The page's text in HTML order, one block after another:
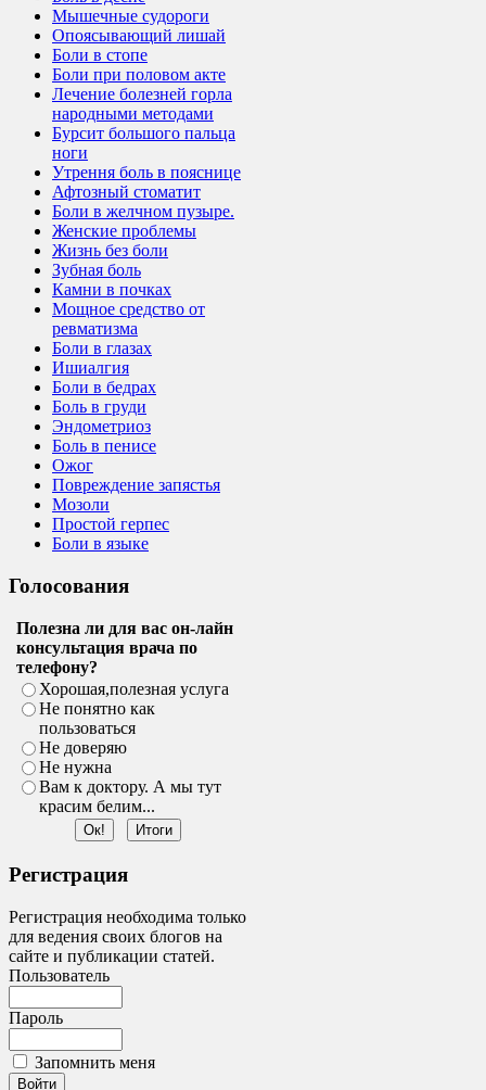
Мышечные судороги
Опоясывающий лишай
Боли в стопе
Боли при половом акте
Лечение болезней горла
народными методами
Бурсит большого пальца
ноги
Утрення боль в пояснице
Афтозный стоматит
Боли в желчном пузыре.
Женские проблемы
Жизнь без боли
Зубная боль
Камни в почках
Мощное средство от
ревматизма
Боли в глазах
Ишиалгия
Боли в бедрах
Боль в груди
Эндометриоз
Боль в пенисе
Ожог
Повреждение запястья
Мозоли
Простой герпес
Боли в языке
Голосования
Полезна ли для вас он-лайн
консультация врача по
телефону?
Хорошая,полезная услуга
Не понятно как
пользоваться
Не доверяю
Не нужна
Вам к доктору. А мы тут
красим белим...
Регистрация
Регистрация необходима только
для ведения своих блогов на
сайте и публикации статей.
Пользователь
Пароль
Запомнить меня